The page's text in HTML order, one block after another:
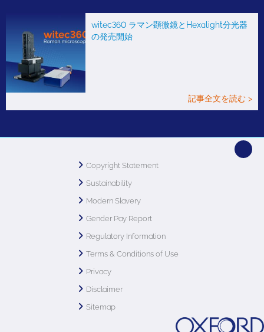
witec360 ラマン顕微鏡とHexalight分光器
の発売開始
記事全文を読む >
Copyright Statement
Sustainability
Modern Slavery
Gender Pay Report
Regulatory Information
Terms & Conditions of Use
Privacy
Disclaimer
Sitemap